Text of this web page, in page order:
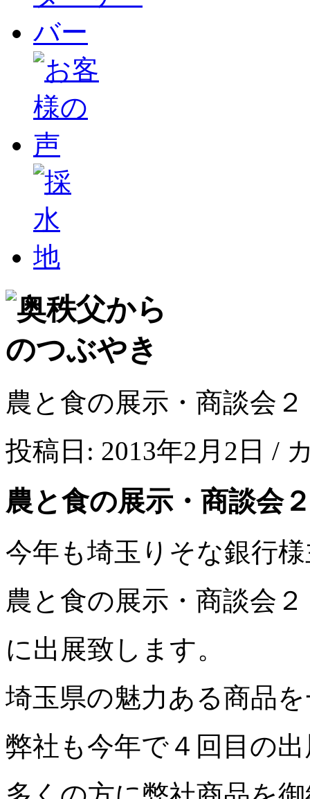
農と食の展示・商談会
投稿日: 2013年2月2日 /
農と食の展示・商談会
今年も埼玉りそな銀行
農と食の展示・商談会
に出展致します。
埼玉県の魅力ある商品
弊社も今年で４回目の